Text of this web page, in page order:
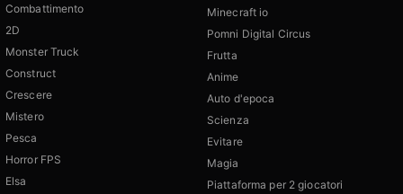
Combattimento
2D
Monster Truck
Construct
Crescere
Mistero
Pesca
Horror FPS
Elsa
Minecraft io
Pomni Digital Circus
Frutta
Anime
Auto d'epoca
Scienza
Evitare
Magia
Piattaforma per 2 giocatori